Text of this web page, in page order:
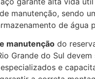
manutenção, sendo
de água
manutenção do
Grande do Sul
e